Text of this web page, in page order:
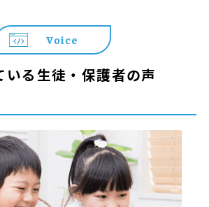
Voice
いる生徒・保護者の声